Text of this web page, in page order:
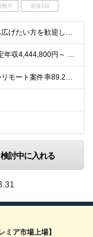
月 面接1回
＼開発経験を、次の役割へ広げたい方を歓迎します／ ■HTML、CSS、JavaScriptを使用した実務経験を1年以上お持ちの方 ■APIを利用した画面・機能開発の経験、または基礎知識をお持ちの方
★月給50万円以上可 ★想定年収4,444,800円～ ★転職時に50万円～300万円の年収UP事例あり！ ★入社1年で年収が120万円上がった社員もいます！ 月給370,400円〜 ※経験やスキル
◆フルリモOK◆帰社日0◆リモート案件率89.2%◆希望を考慮／転居を伴う転勤なし 一都三県のクライアント先＋在宅勤務（案件により異なります） 【本社】東京都千代田区内幸町2-2-3 日比谷国際ビル
検討中に入れる
ミア市場上場】